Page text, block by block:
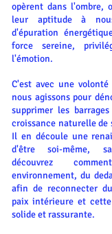
opèrent dans l'ombre,
leur aptitude à
d'épuration
force sereine,
l'émotion.
C'est avec une
nous agissons pour
supprimer les
croissance naturelle de
Il en découle une
d'être soi-même,
découvrez
environnement, du
afin de reconnecter
paix intérieure et
solide et rassurante.